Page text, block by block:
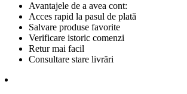
Avantajele de a avea cont:
Acces rapid la pasul de plată
Salvare produse favorite
Verificare istoric comenzi
Retur mai facil
Consultare stare livrări